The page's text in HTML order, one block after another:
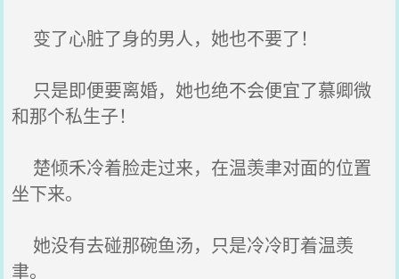
变了心脏了身的男人，她也不要了！
只是即便要离婚，她也绝不会便宜了慕卿微
和那个私生子！
楚倾禾冷着脸走过来，在温羡聿对面的位置
坐下来。
她没有去碰那碗鱼汤，只是冷冷盯着温羡
聿。